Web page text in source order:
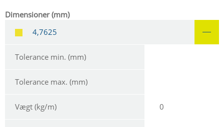
Dimensioner (mm)
4,7625
Tolerance min. (mm)
Tolerance max. (mm)
Vægt (kg/m) 0